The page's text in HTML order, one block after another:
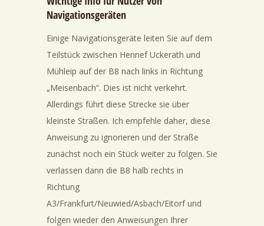
Navigationsgeräten
Einige Navigationsgeräte leiten Sie auf dem
Teilstück zwischen Hennef Uckerath und
Mühleip auf der B8 nach links in Richtung
„Meisenbach“. Dies ist nicht verkehrt.
Allerdings führt diese Strecke sie über
kleinste Straßen. Ich empfehle daher, diese
Anweisung zu ignorieren und der Straße
zunächst noch ein Stück weiter zu folgen. Sie
verlassen dann die B8 halb rechts in
Richtung
A3/Frankfurt/Neuwied/Asbach/Eitorf und
folgen wieder den Anweisungen Ihrer